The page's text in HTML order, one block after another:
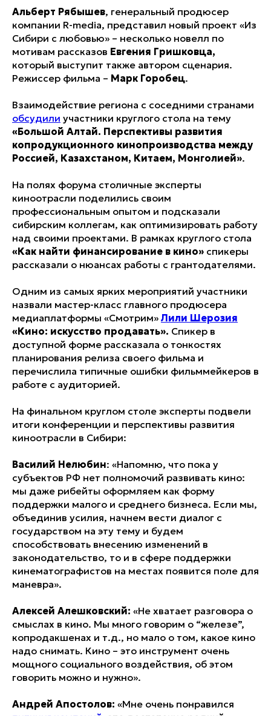
Альберт Рябышев, генеральный продюсер
компании R-media, представил новый проект «Из
Сибири с любовью» – несколько новелл по
мотивам рассказов Евгения Гришковца,
который выступит также автором сценария.
Режиссер фильма – Марк Горобец.
Взаимодействие региона с соседними странами
обсудили участники круглого стола на тему
«Большой Алтай. Перспективы развития
копродукционного кинопроизводства между
Россией, Казахстаном, Китаем, Монголией».
На полях форума столичные эксперты
киноотрасли поделились своим
профессиональным опытом и подсказали
сибирским коллегам, как оптимизировать работу
над своими проектами. В рамках круглого стола
«Как найти финансирование в кино» спикеры
рассказали о нюансах работы с грантодателями.
Одним из самых ярких мероприятий участники
назвали мастер-класс главного продюсера
медиаплатформы «Смотрим» Лили Шерозия
«Кино: искусство продавать». Спикер в
доступной форме рассказала о тонкостях
планирования релиза своего фильма и
перечислила типичные ошибки фильммейкеров в
работе с аудиторией.
На финальном круглом столе эксперты подвели
итоги конференции и перспективы развития
киноотрасли в Сибири:
Василий Нелюбин: «Напомню, что пока у
субъектов РФ нет полномочий развивать кино:
мы даже рибейты оформляем как форму
поддержки малого и среднего бизнеса. Если мы,
объединив усилия, начнем вести диалог с
государством на эту тему и будем
способствовать внесению изменений в
законодательство, то и в сфере поддержки
кинематографистов на местах появится поле для
маневра».
Алексей Алешковский: «Не хватает разговора о
смыслах в кино. Мы много говорим о “железе”,
копродакшенах и т.д., но мало о том, какое кино
надо снимать. Кино – это инструмент очень
мощного социального воздействия, об этом
говорить можно и нужно».
Андрей Апостолов: «Мне очень понравился